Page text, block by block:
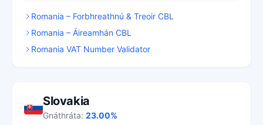
Romania – Forbhreathnú & Treoir CBL
Romania – Áireamhán CBL
Romania VAT Number Validator
Slovakia
Gnáthráta: 23.00%